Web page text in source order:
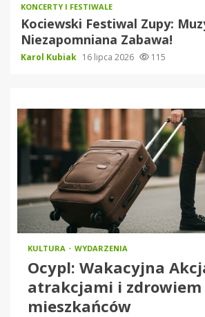
KONCERTY I FESTIWALE
Kociewski Festiwal Zupy:
Niezapomniana Zabawa!
Karol Kubiak 16 lipca 2026 115
KULTURA WYDARZENIA
Ocypl: Wakacyjna
atrakcjami i zdrowiem
mieszkańców